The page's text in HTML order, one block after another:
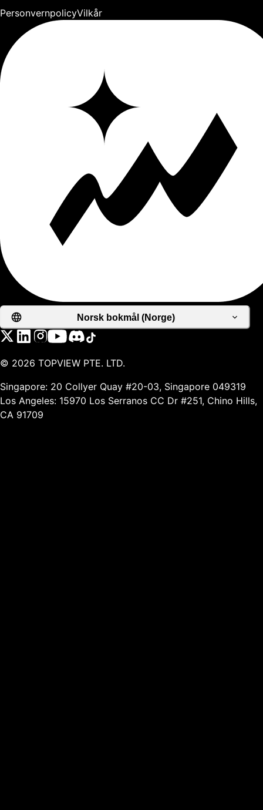
PersonvernpolicyVilkår
Norsk bokmål (Norge)
© 2026 TOPVIEW PTE. LTD.
Singapore: 20 Collyer Quay #20-03, Singapore 049319
Los Angeles: 15970 Los Serranos CC Dr #251, Chino Hills,
CA 91709